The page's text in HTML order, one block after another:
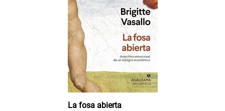
La fosa abierta